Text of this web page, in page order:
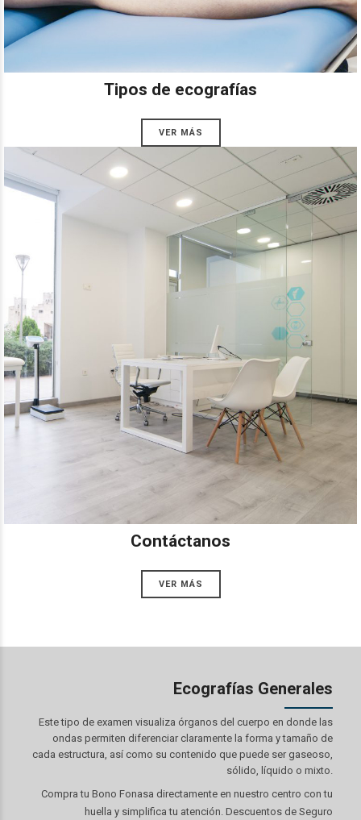
Tipos de ecografías
VER MÁS
Contáctanos
VER MÁS
Ecografías Generales
Este tipo de examen visualiza órganos del cuerpo en donde las
ondas permiten diferenciar claramente la forma y tamaño de
cada estructura, así como su contenido que puede ser gaseoso,
sólido, líquido o mixto.
Compra tu Bono Fonasa directamente en nuestro centro con tu
huella y simplifica tu atención. Descuentos de Seguro